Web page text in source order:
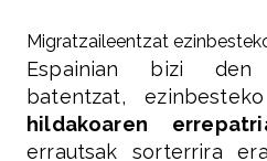
Migratzaileentzat
Espainian bizi den
batentzat,
hildakoaren
errautsak sorterrira